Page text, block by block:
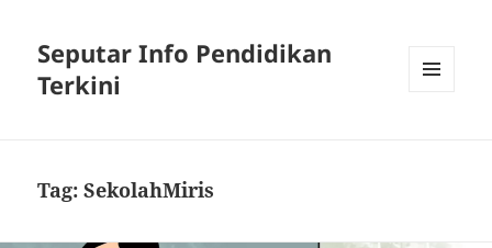
Seputar Info Pendidikan
Terkini
Tag:SekolahMiris